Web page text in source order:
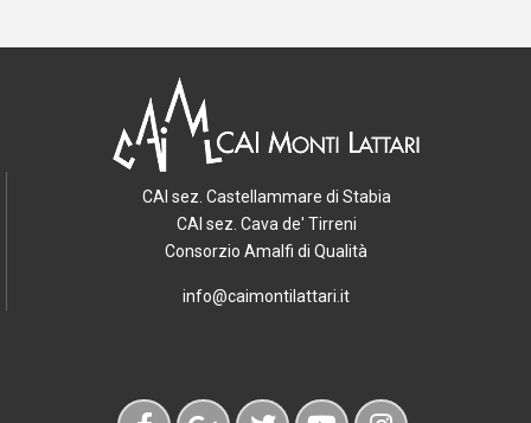
CAI sez. Castellammare di Stabia
CAI sez. Cava de' Tirreni
Consorzio Amalfi di Qualità
info@caimontilattari.it